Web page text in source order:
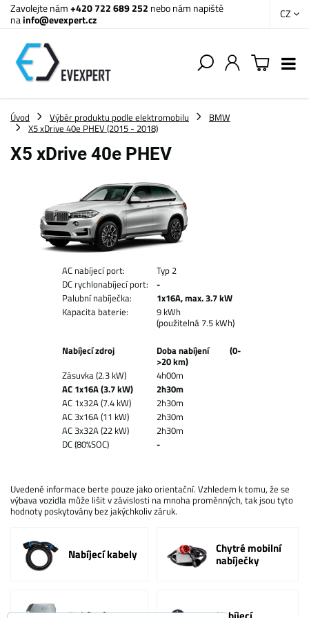
Zavolejte nám+420 722 689 252 nebo nám napiště
nainfo@evexpert.cz CZ
Úvod Výběr produktu podle elektromobilu
BMW
X5 xDrive 40e PHEV (2015 - 2018)
X5 xDrive 40e PHEV
AC nabíjecí port:
Typ 2
DC rychlonabíjecí port:
-
Palubní nabíječka:
1x16A, max. 3.7 kW
Kapacita baterie:
9 kWh
(použitelná 7.5 kWh)
Nabíjecí zdroj
Doba nabíjení (0-
>20 km)
Zásuvka (2.3 kW)
4h00m
AC 1x16A (3.7 kW)
2h30m
AC 1x32A (7.4 kW)
2h30m
AC 3x16A (11 kW)
2h30m
AC 3x32A (22 kW)
2h30m
DC (80%SOC)
-
Uvedené informace berte pouze jako orientační. Vzhledem k tomu, že se
výbava vozidla může lišit v závislosti na mnoha proměnných, tak jsou tyto
hodnoty poskytovány bez jakýchkoliv záruk.
Nabíjecí kabely Chytré mobilní
nabíječky